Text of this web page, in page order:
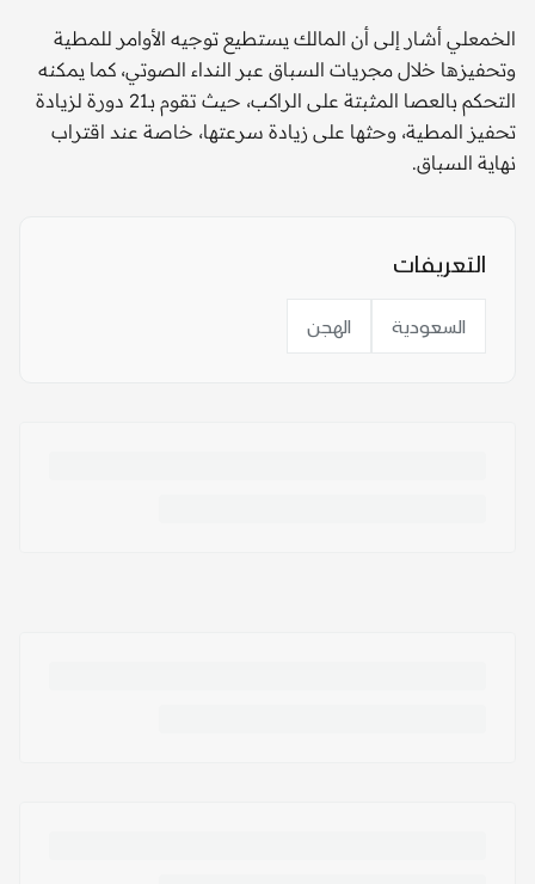
الخمعلي أشار إلى أن المالك يستطيع توجيه الأوامر للمطية
وتحفيزها خلال مجريات السباق عبر النداء الصوتي، كما يمكنه
التحكم بالعصا المثبتة على الراكب، حيث تقوم بـ21 دورة لزيادة
تحفيز المطية، وحثها على زيادة سرعتها، خاصة عند اقتراب
نهاية السباق.
التعريفات
السعودية الهجن